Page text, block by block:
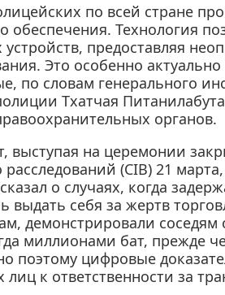
по всей стране
обеспечения. Технология
предоставляя
Это особенно
по словам генерального
Тхатчая
органов.
выступая на церемонии
(CIB) 21
о случаях, когда
выдать себя за жертв
демонстрировали соседям
миллионами бат, прежде
поэтому цифровые
к ответственности за